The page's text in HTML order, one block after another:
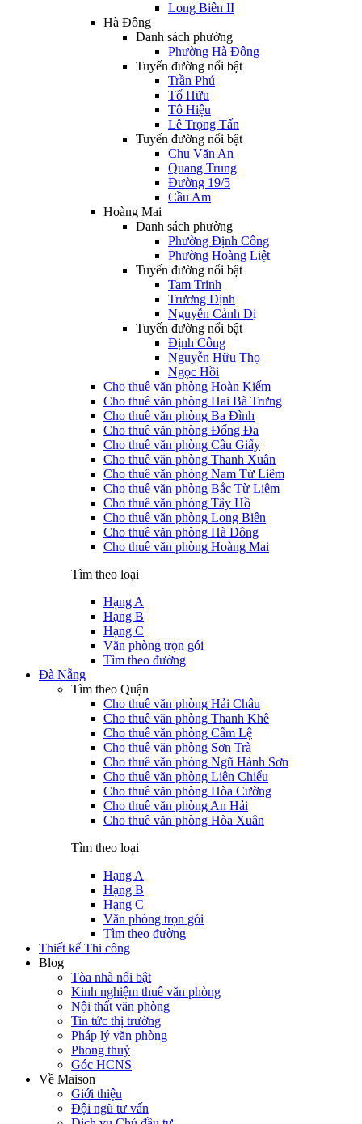
Long Biên II
Hà Đông
Danh sách phường
Phường Hà Đông
Tuyến đường nổi bật
Trần Phú
Tố Hữu
Tô Hiệu
Lê Trọng Tấn
Tuyến đường nổi bật
Chu Văn An
Quang Trung
Đường 19/5
Cầu Am
Hoàng Mai
Danh sách phường
Phường Định Công
Phường Hoàng Liệt
Tuyến đường nổi bật
Tam Trinh
Trương Định
Nguyễn Cảnh Dị
Tuyến đường nổi bật
Định Công
Nguyễn Hữu Thọ
Ngọc Hồi
Cho thuê văn phòng Hoàn Kiếm
Cho thuê văn phòng Hai Bà Trưng
Cho thuê văn phòng Ba Đình
Cho thuê văn phòng Đống Đa
Cho thuê văn phòng Cầu Giấy
Cho thuê văn phòng Thanh Xuân
Cho thuê văn phòng Nam Từ Liêm
Cho thuê văn phòng Bắc Từ Liêm
Cho thuê văn phòng Tây Hồ
Cho thuê văn phòng Long Biên
Cho thuê văn phòng Hà Đông
Cho thuê văn phòng Hoàng Mai
Tìm theo loại
Hạng A
Hạng B
Hạng C
Văn phòng trọn gói
Tìm theo đường
Đà Nẵng
Tìm theo Quận
Cho thuê văn phòng Hải Châu
Cho thuê văn phòng Thanh Khê
Cho thuê văn phòng Cẩm Lệ
Cho thuê văn phòng Sơn Trà
Cho thuê văn phòng Ngũ Hành Sơn
Cho thuê văn phòng Liên Chiểu
Cho thuê văn phòng Hòa Cường
Cho thuê văn phòng An Hải
Cho thuê văn phòng Hòa Xuân
Tìm theo loại
Hạng A
Hạng B
Hạng C
Văn phòng trọn gói
Tìm theo đường
Thiết kế Thi công
Blog
Tòa nhà nổi bật
Kinh nghiệm thuê văn phòng
Nội thất văn phòng
Tin tức thị trường
Pháp lý văn phòng
Phong thuỷ
Góc HCNS
Về Maison
Giới thiệu
Đội ngũ tư vấn